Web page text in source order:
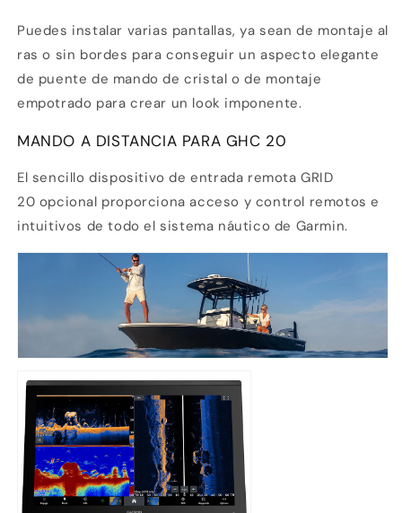
Puedes instalar varias pantallas, ya sean de montaje al
ras o sin bordes para conseguir un aspecto elegante
de puente de mando de cristal o de montaje
empotrado para crear un look imponente.
MANDO A DISTANCIA PARA GHC 20
El sencillo dispositivo de entrada remota GRID
20 opcional proporciona acceso y control remotos e
intuitivos de todo el sistema náutico de Garmin.